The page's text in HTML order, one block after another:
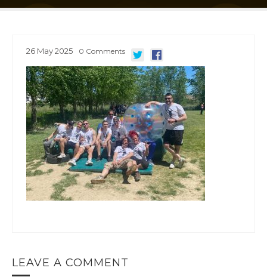
26 May2025 0 Comments
LEAVE A COMMENT